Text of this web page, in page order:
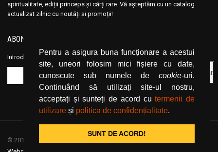
Pentru a asigura buna funcționare a acestui
site, uneori folosim mici fișiere cu date,
cunoscute sub numele de cookie-uri.
Continuând să utilizați site-ul nostru,
acceptați și sunteți de acord cutermenii de
utilizare și politica de confidențialitate.
SUNT DE ACORD!
spiritualitate, ediții princeps și cărți rare. Vă așteptăm cu un catalog
actualizat zilnic cu noutăți și promoții!
ABONEAZĂ-TE LA NEWSLETTER
Introduceți adresa dvs. de email și dați click pe butonul de abonare.
© 2019